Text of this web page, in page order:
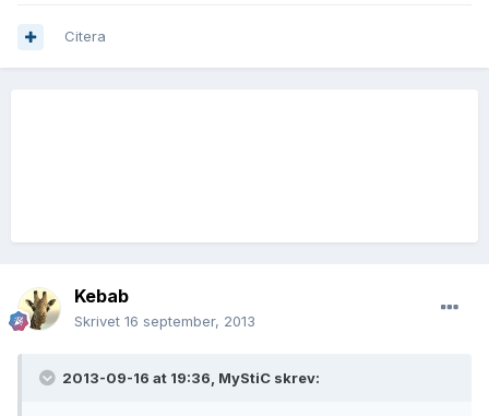
Citera
Kebab
Skrivet 16 september, 2013
2013-09-16 at 19:36, MyStiC skrev: